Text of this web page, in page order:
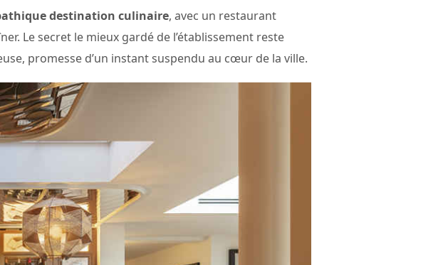
destination culinaire, avec un restaurant
Le secret le mieux gardé de l’établissement reste
promesse d’un instant suspendu au cœur de la ville.